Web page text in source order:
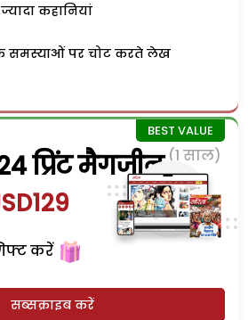
कहानियां
समस्याओं पर चोट करते लेख
प्रिंट मैगजीन (1 साल)
करें
सब्सक्राइब करें